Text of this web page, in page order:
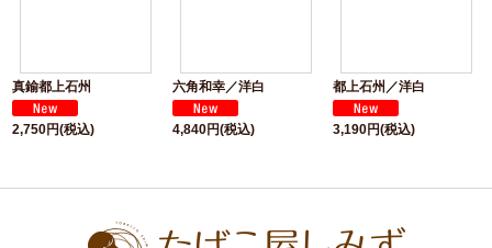
真鍮都上石州
2,750円(税込)
六角和幸／洋白
4,840円(税込)
都上石州／洋白
3,190円(税込)